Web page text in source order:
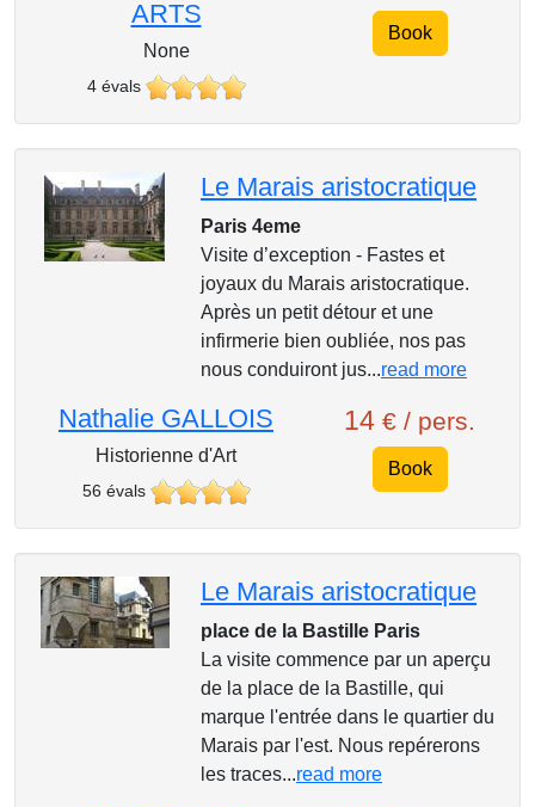
ARTS
None
4 évals
Book
Le Marais aristocratique
Paris 4eme
Visite d’exception - Fastes et
joyaux du Marais aristocratique.
Après un petit détour et une
infirmerie bien oubliée, nos pas
nous conduiront jus...read more
Nathalie GALLOIS
Historienne d'Art
56 évals
14 € / pers.
Book
Le Marais aristocratique
place de la Bastille Paris
La visite commence par un aperçu
de la place de la Bastille, qui
marque l'entrée dans le quartier du
Marais par l'est. Nous repérerons
les traces...read more